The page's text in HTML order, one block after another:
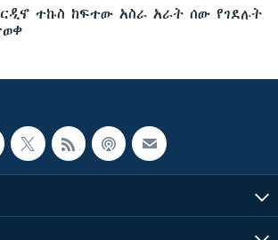
ተኩስ ከፍተው አስራ አራት ሰው የገደሉት